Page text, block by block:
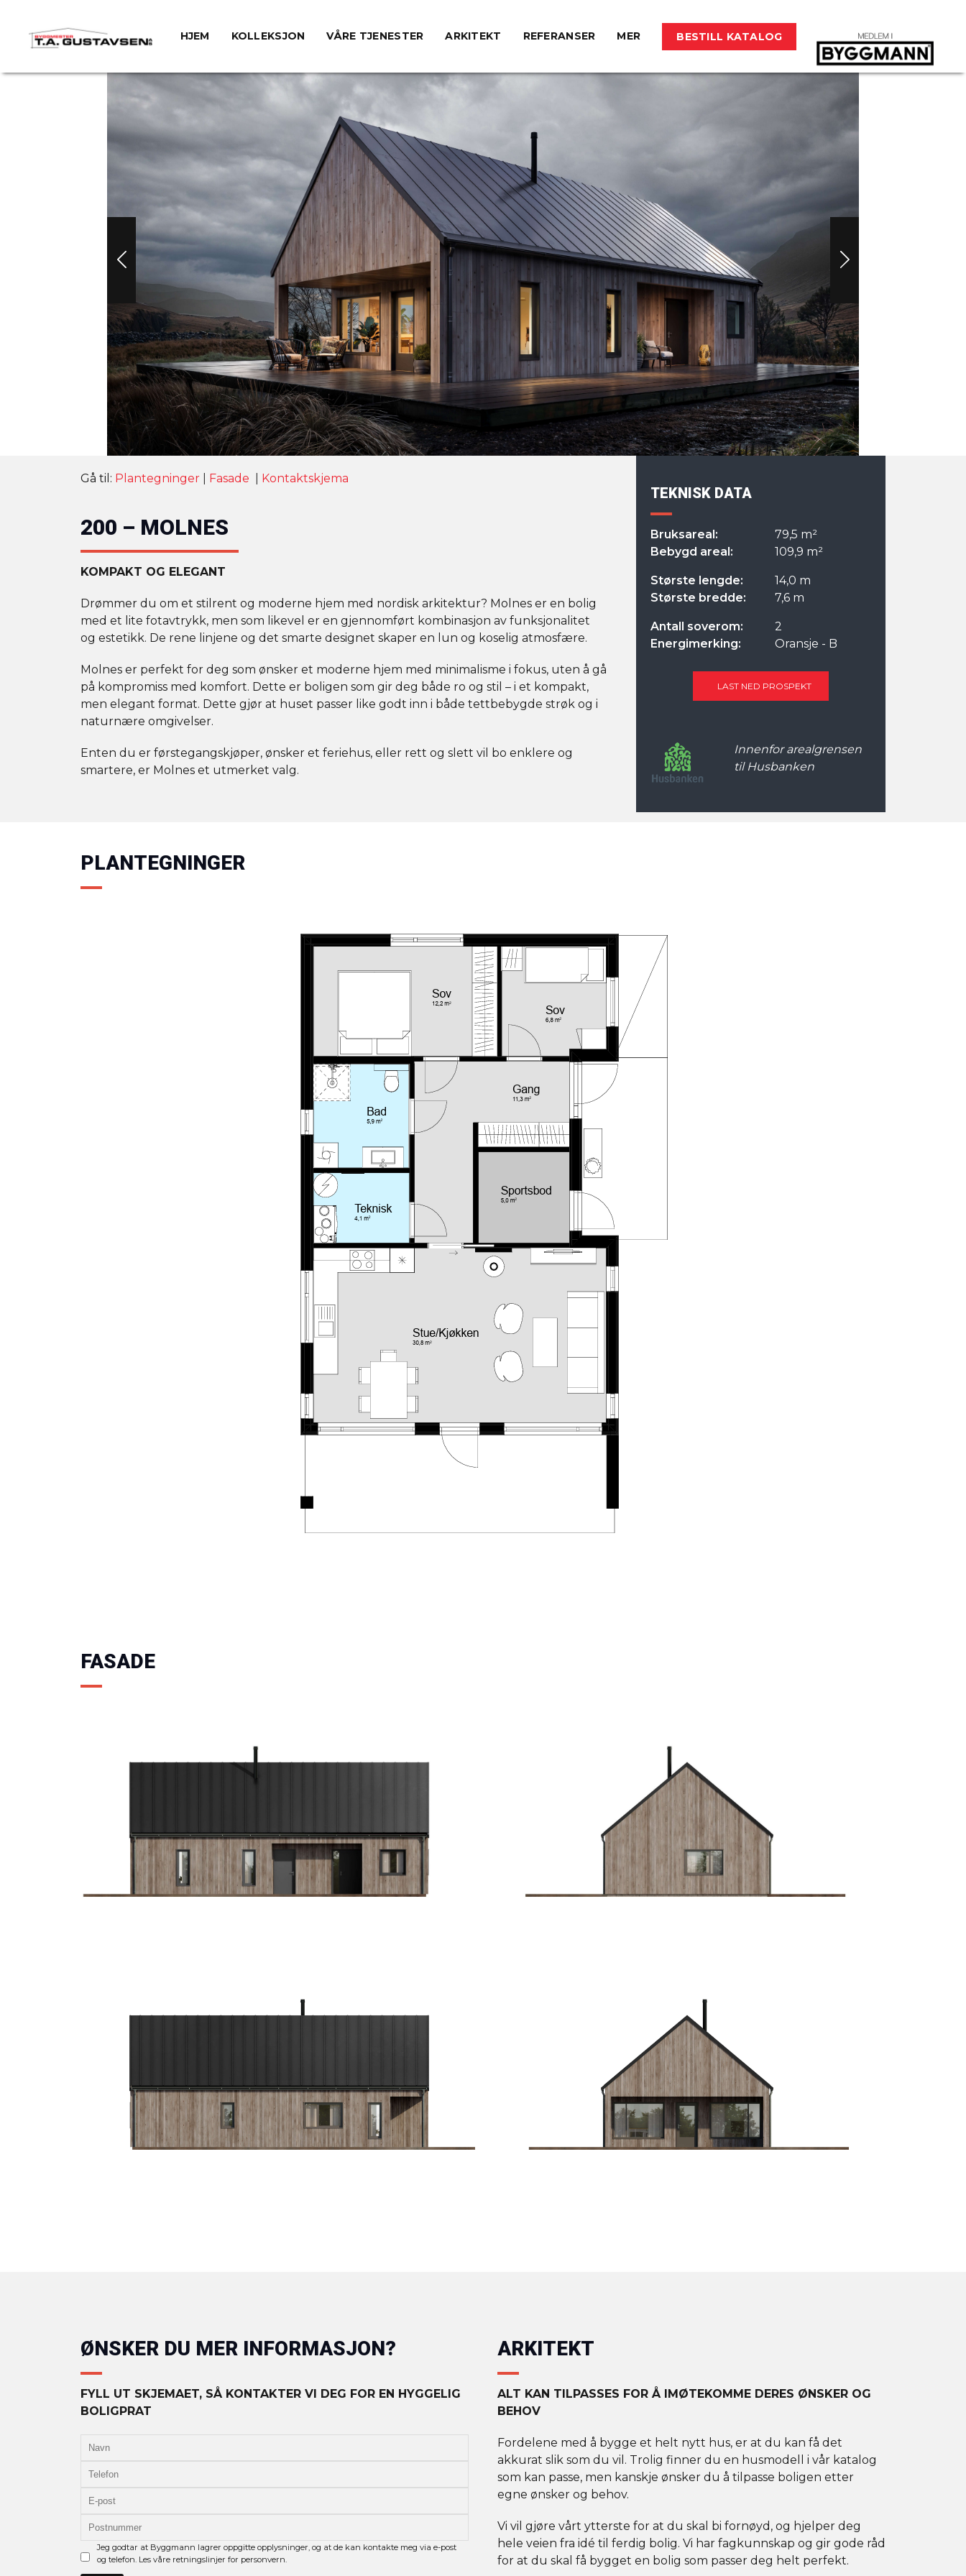
HJEM KOLLEKSJON VÅRE TJENESTER ARKITEKT REFERANSER MER BESTILL KATALOG
Gå til: Plantegninger Fasade Kontaktskjema
200 – MOLNES
KOMPAKT OG ELEGANT
Drømmer du om et stilrent og moderne hjem med nordisk arkitektur? Molnes er en bolig
med et lite fotavtrykk, men som likevel er en gjennomført kombinasjon av funksjonalitet
og estetikk. De rene linjene og det smarte designet skaper en lun og koselig atmosfære.
Molnes er perfekt for deg som ønsker et moderne hjem med minimalisme i fokus, uten å gå
på kompromiss med komfort. Dette er boligen som gir deg både ro og stil – i et kompakt,
men elegant format. Dette gjør at huset passer like godt inn i både tettbebygde strøk og i
naturnære omgivelser.
Enten du er førstegangskjøper, ønsker et feriehus, eller rett og slett vil bo enklere og
smartere, er Molnes et utmerket valg.
TEKNISK DATA
Bruksareal:
79,5 m²
Bebygd areal:
109,9 m²
Største lengde:
14,0 m
Største bredde:
7,6 m
Antall soverom:
2
Energimerking:
Oransje - B
LAST NED PROSPEKT
Innenfor arealgrensen
til Husbanken
PLANTEGNINGER
FASADE
ØNSKER DU MER INFORMASJON?
FYLL UT SKJEMAET, SÅ KONTAKTER VI DEG FOR EN HYGGELIG
BOLIGPRAT
Jeg godtar at Byggmann lagrer oppgitte opplysninger, og at de kan kontakte meg via e-post
og telefon. Les våre retningslinjer for personvern.
ARKITEKT
ALT KAN TILPASSES FOR Å IMØTEKOMME DERES ØNSKER OG
BEHOV
Fordelene med å bygge et helt nytt hus, er at du kan få det
akkurat slik som du vil. Trolig finner du en husmodell i vår katalog
som kan passe, men kanskje ønsker du å tilpasse boligen etter
egne ønsker og behov.
Vi vil gjøre vårt ytterste for at du skal bi fornøyd, og hjelper deg
hele veien fra idé til ferdig bolig. Vi har fagkunnskap og gir gode råd
for at du skal få bygget en bolig som passer deg helt perfekt.